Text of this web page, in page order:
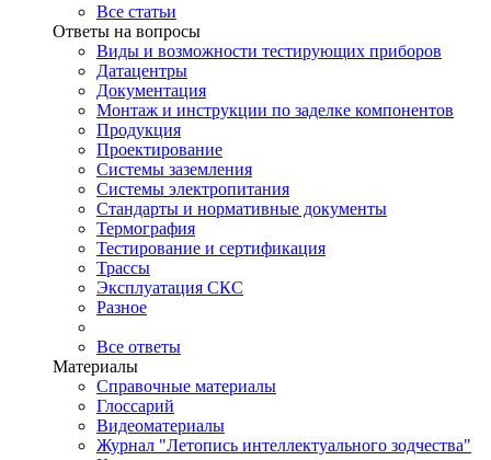
Все статьи
Ответы на вопросы
Виды и возможности тестирующих приборов
Датацентры
Документация
Монтаж и инструкции по заделке компонентов
Продукция
Проектирование
Системы заземления
Системы электропитания
Стандарты и нормативные документы
Термография
Тестирование и сертификация
Трассы
Эксплуатация СКС
Разное
Все ответы
Материалы
Справочные материалы
Глоссарий
Видеоматериалы
Журнал "Летопись интеллектуального зодчества"